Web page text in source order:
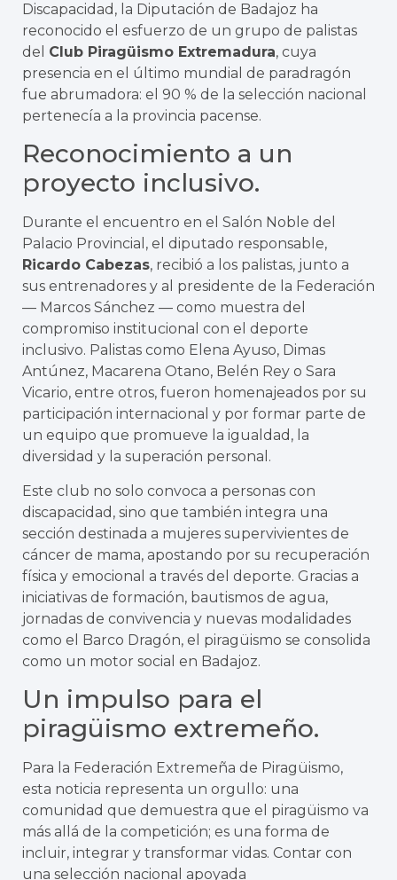
Discapacidad, la Diputación de Badajoz ha
reconocido el esfuerzo de un grupo de palistas
del Club Piragüismo Extremadura, cuya
presencia en el último mundial de paradragón
fue abrumadora: el 90 % de la selección nacional
pertenecía a la provincia pacense.
Reconocimiento a un
proyecto inclusivo.
Durante el encuentro en el Salón Noble del
Palacio Provincial, el diputado responsable,
Ricardo Cabezas, recibió a los palistas, junto a
sus entrenadores y al presidente de la Federación
— Marcos Sánchez — como muestra del
compromiso institucional con el deporte
inclusivo. Palistas como Elena Ayuso, Dimas
Antúnez, Macarena Otano, Belén Rey o Sara
Vicario, entre otros, fueron homenajeados por su
participación internacional y por formar parte de
un equipo que promueve la igualdad, la
diversidad y la superación personal.
Este club no solo convoca a personas con
discapacidad, sino que también integra una
sección destinada a mujeres supervivientes de
cáncer de mama, apostando por su recuperación
física y emocional a través del deporte. Gracias a
iniciativas de formación, bautismos de agua,
jornadas de convivencia y nuevas modalidades
como el Barco Dragón, el piragüismo se consolida
como un motor social en Badajoz.
Un impulso para el
piragüismo extremeño.
Para la Federación Extremeña de Piragüismo,
esta noticia representa un orgullo: una
comunidad que demuestra que el piragüismo va
más allá de la competición; es una forma de
incluir, integrar y transformar vidas. Contar con
una selección nacional apoyada